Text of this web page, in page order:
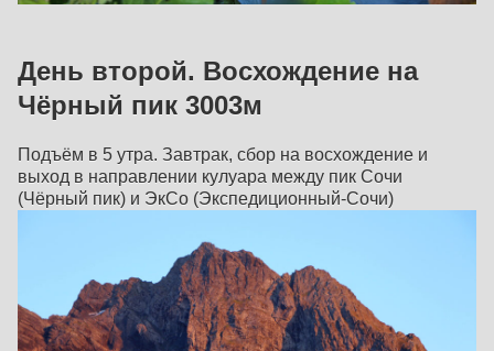
День второй. Восхождение на
Чёрный пик 3003м
Подъём в 5 утра. Завтрак, сбор на восхождение и
выход в направлении кулуара между пик Сочи
(Чёрный пик) и ЭкСо (Экспедиционный-Сочи)